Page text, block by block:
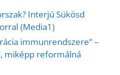
Interjú Sükösd
(Media1)
immunrendszere” –
miképp reformálná